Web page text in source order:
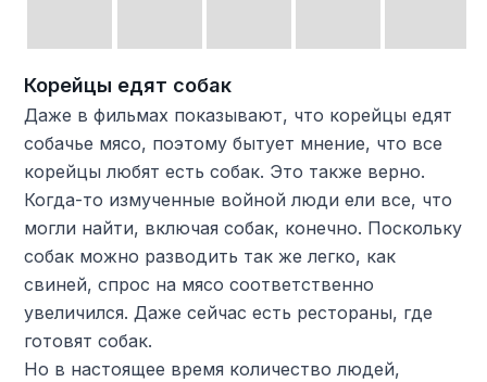
Корейцы едят собак
Даже в фильмах показывают, что корейцы едят
собачье мясо, поэтому бытует мнение, что все
корейцы любят есть собак. Это также верно.
Когда-то измученные войной люди ели все, что
могли найти, включая собак, конечно. Поскольку
собак можно разводить так же легко, как
свиней, спрос на мясо соответственно
увеличился. Даже сейчас есть рестораны, где
готовят собак.
Но в настоящее время количество людей,